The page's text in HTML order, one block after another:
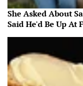
She Asked About
Said He'd Be Up At